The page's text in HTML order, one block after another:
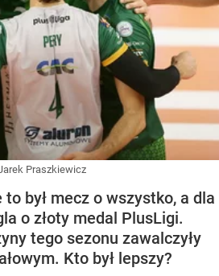
Praszkiewicz
był mecz o wszystko, a dla
o złoty medal PlusLigi.
tego sezonu zawalczyły
Kto był lepszy?